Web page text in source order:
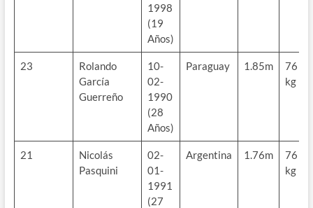
1998
(19
Años)
23
Rolando
García
Guerreño
10-
02-
1990
(28
Años)
Paraguay 1.85m
76
kg
21
Nicolás
Pasquini
02-
01-
1991
(27
Argentina 1.76m
76
kg